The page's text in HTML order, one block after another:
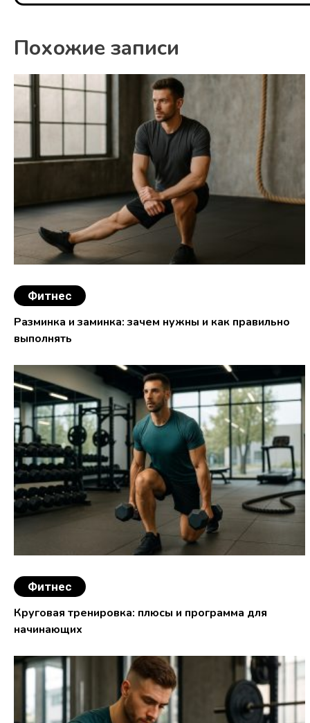
Похожие записи
Фитнес
Разминка и заминка: зачем нужны и как правильно
выполнять
Фитнес
Круговая тренировка: плюсы и программа для
начинающих